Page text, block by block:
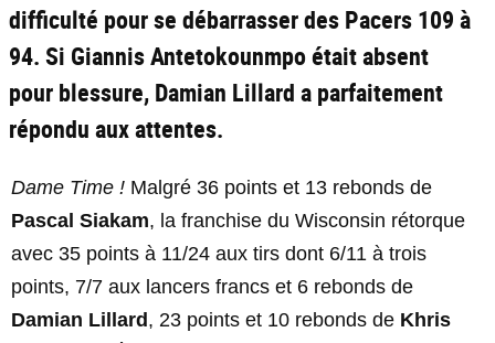
difficulté pour se débarrasser des Pacers 109 à
94. Si Giannis Antetokounmpo était absent
pour blessure, Damian Lillard a parfaitement
répondu aux attentes.
Dame Time ! Malgré 36 points et 13 rebonds de
Pascal Siakam, la franchise du Wisconsin rétorque
avec 35 points à 11/24 aux tirs dont 6/11 à trois
points, 7/7 aux lancers francs et 6 rebonds de
Damian Lillard , 23 points et 10 rebonds de Khris